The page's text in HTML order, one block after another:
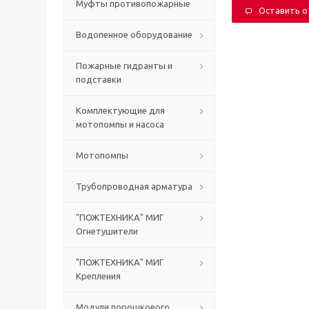
Муфты противопожарные
Водопенное оборудование
Пожарные гидранты и
подставки
Комплектующие для
мотопомпы и насоса
Мотопомпы
Трубопроводная арматура
"ПОЖТЕХНИКА" МИГ
Огнетушители
"ПОЖТЕХНИКА" МИГ
Крепления
Модули порошкового
Оставить